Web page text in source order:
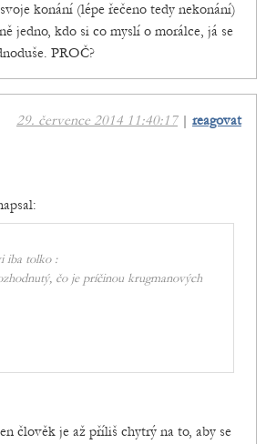
konání (lépe řečeno tedy nekonání)
jedno, kdo si co myslí o morálce, já se
PROČ?
29. července 2014 11:40:17| reagovat
iba tolko :
čo je príčinou krugmanových
člověk je až příliš chytrý na to, aby se